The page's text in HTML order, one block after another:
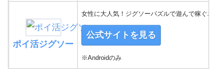
ポイ活ジグソー
女性に大人気！ジグソーパズルで遊んで稼ぐポ
公式サイトを見る
※Androidのみ